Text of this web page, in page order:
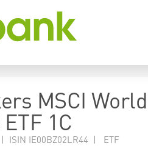
MSCI
1C
| ISIN IE00BZ02LR44 | ETF